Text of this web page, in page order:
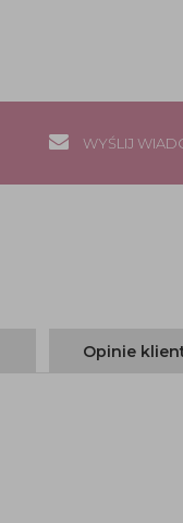
WYŚLIJ
Opinie